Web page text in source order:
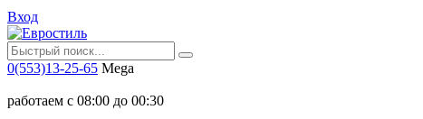
Вход
0(553)13-25-65 Mega
работаем с 08:00 до 00:30